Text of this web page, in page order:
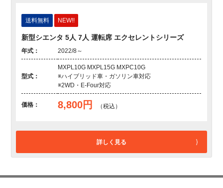
送料無料 NEW!!
新型シエンタ 5人 7人 運転席 エクセレントシリーズ
年式： 2022/8～
型式：
MXPL10G MXPL15G MXPC10G
※ハイブリッド車・ガソリン車対応
※2WD・E-Four対応
価格： 8,800円 （税込）
詳しく見る